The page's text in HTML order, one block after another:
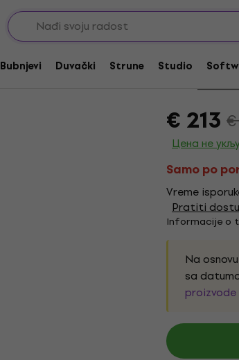
Bubnjevi Duvački Strune Studio
Akcija
sE
€ 213
Цена не
Samo po
Vreme
Pratiti
Informacije o
Na
sa
proizvode